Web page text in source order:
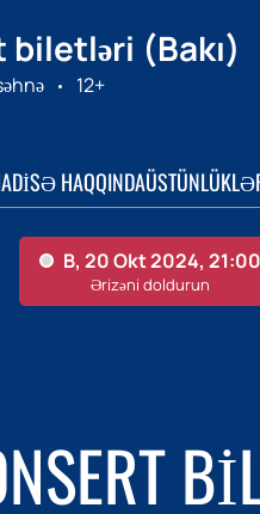
(Bakı)
12+
HAQQINDA